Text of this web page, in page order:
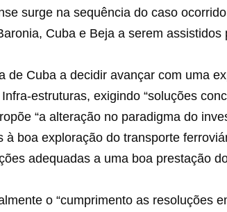
surge na sequência do caso
Cuba e Beja a serem
de Cuba a decidir avançar com uma
estruturas, exigindo “soluções
“a alteração no paradigma do
à boa exploração do transporte
adequadas a uma boa prestação
o “cumprimento as resoluções